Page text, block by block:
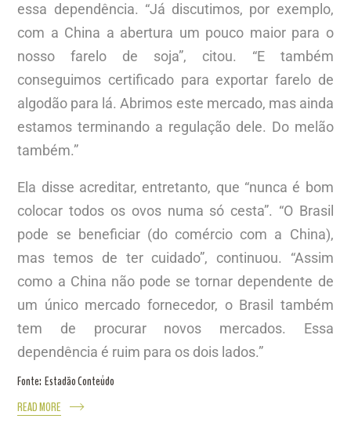
essa dependência. “Já discutimos, por exemplo,
com a China a abertura um pouco maior para o
nosso farelo de soja”, citou. “E também
conseguimos certificado para exportar farelo de
algodão para lá. Abrimos este mercado, mas ainda
estamos terminando a regulação dele. Do melão
também.”
Ela disse acreditar, entretanto, que “nunca é bom
colocar todos os ovos numa só cesta”. “O Brasil
pode se beneficiar (do comércio com a China),
mas temos de ter cuidado”, continuou. “Assim
como a China não pode se tornar dependente de
um único mercado fornecedor, o Brasil também
tem de procurar novos mercados. Essa
dependência é ruim para os dois lados.”
Fonte: Estadão Conteúdo
READ MORE